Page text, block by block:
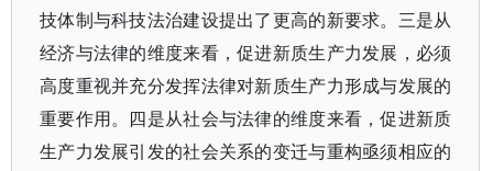
技体制与科技法治建设提出了更高的新要求。三是从
经济与法律的维度来看，促进新质生产力发展，必须
高度重视并充分发挥法律对新质生产力形成与发展的
重要作用。四是从社会与法律的维度来看，促进新质
生产力发展引发的社会关系的变迁与重构亟须相应的